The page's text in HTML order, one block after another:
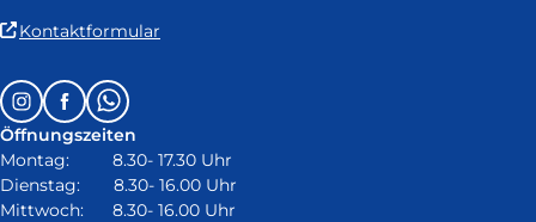
Kontaktformular
in
neuem
Fenster)
Follow
us
on:
InstagramFacebookWhatsapp
Öffnungszeiten
Montag: 8.30- 17.30 Uhr
Dienstag: 8.30- 16.00 Uhr
Mittwoch: 8.30- 16.00 Uhr